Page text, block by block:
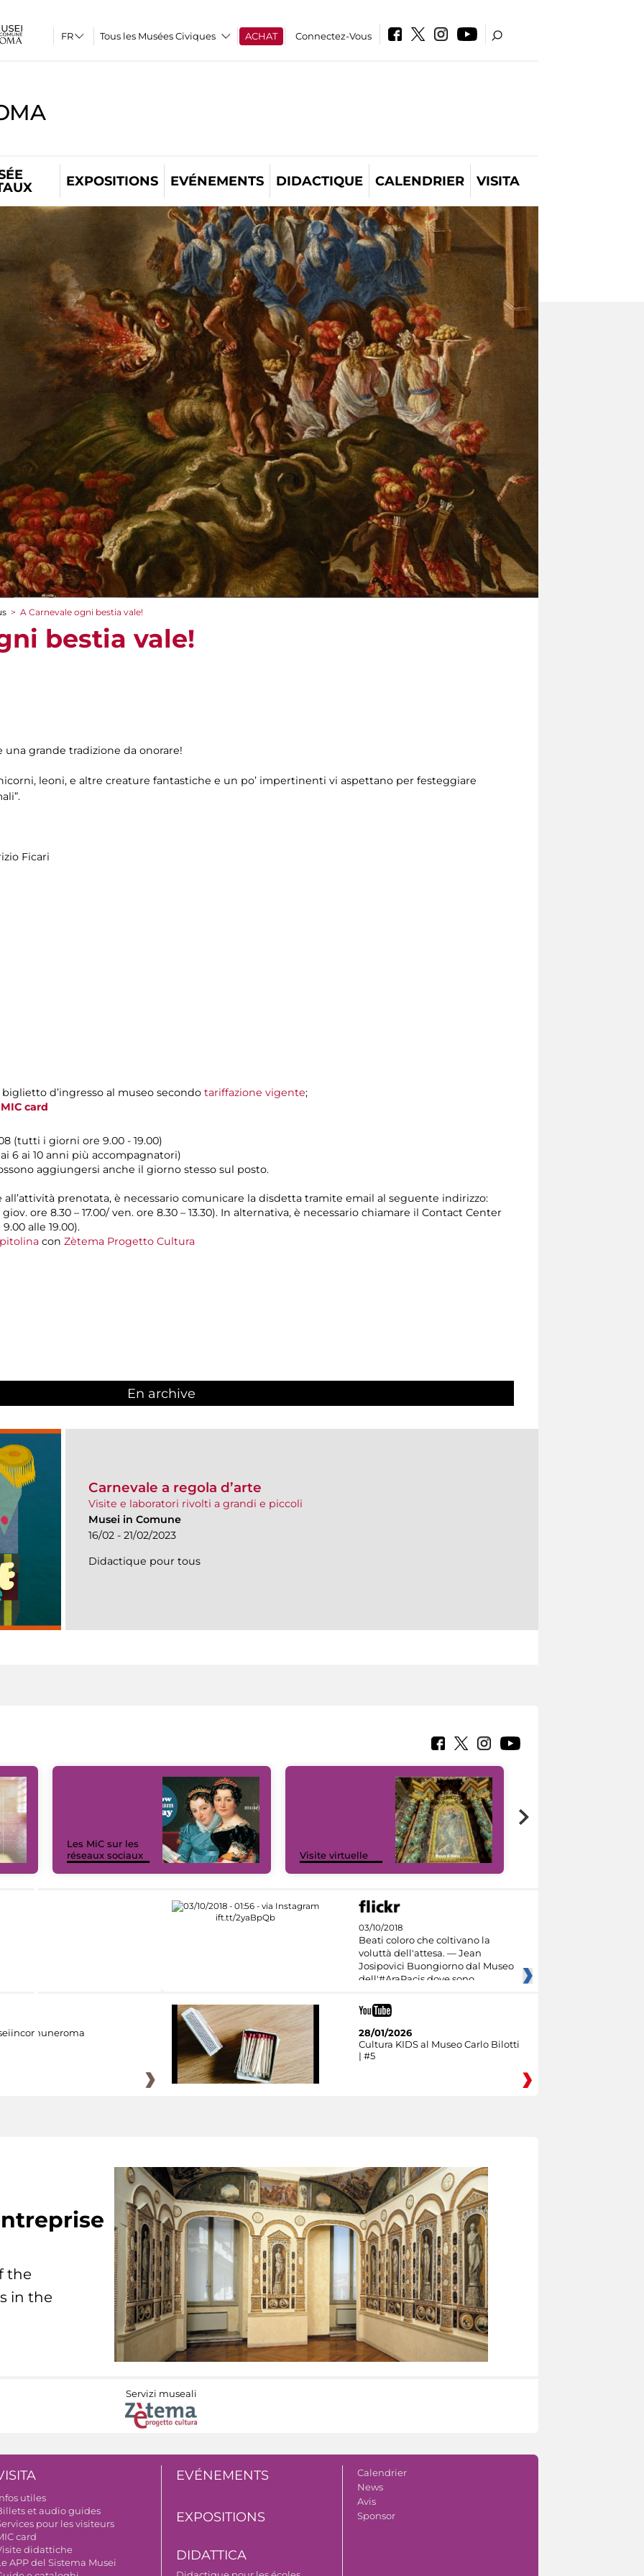
Tous les Musées Civiques ACHAT Connectez-Vous
EXPOSITIONS EVÉNEMENTS DIDACTIQUE CALENDRIER VISITA
> A Carnevale ogni bestia vale!
bestia vale!
una grande tradizione da onorare!
leoni, e altre creature fantastiche e un po’ impertinenti vi aspettano per festeggiare
Ficari
d’ingresso al museo secondo tariffazione vigente;
MIC card
(tutti i giorni ore 9.00 - 19.00)
6 ai 10 anni più accompagnatori)
aggiungersi anche il giorno stesso sul posto.
prenotata, è necessario comunicare la disdetta tramite email al seguente indirizzo:
ore 8.30 – 17.00/ ven. ore 8.30 – 13.30). In alternativa, è necessario chiamare il Contact Center
alle 19.00).
con Zètema Progetto Cultura
En archive
Carnevale a regola d’arte
Visite e laboratori rivolti a grandi e piccoli
Musei in Comune
16/02 - 21/02/2023
Didactique pour tous
Les MiC sur les
réseaux sociaux
Visite virtuelle
03/10/2018
Beati coloro che coltivano la
voluttà dell'attesa. — Jean
Josipovici Buongiorno dal Museo
dell'#AraPacis dove sono
28/01/2026
Cultura KIDS al Museo Carlo Bilotti
| #5
the
in the
Servizi museali
utiles
et audio guides
pour les visiteurs
card
didattiche
APP del Sistema Musei
EVÉNEMENTS
EXPOSITIONS
DIDATTICA
Calendrier
News
Avis
Sponsor